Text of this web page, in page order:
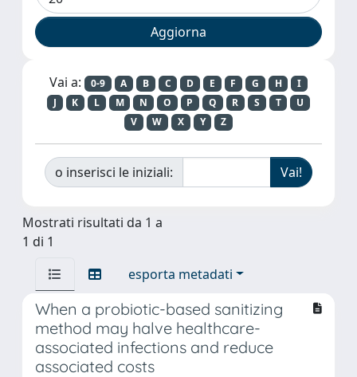
Vai a: 0-9 A B C D E F G H
I
J
K L M N O P Q R S T
U
V
W X Y Z
o inserisci le iniziali:
Mostrati risultati da 1 a
1 di 1
esporta metadati
When a probiotic-based sanitizing
method may halve healthcare-
associated infections and reduce
associated costs